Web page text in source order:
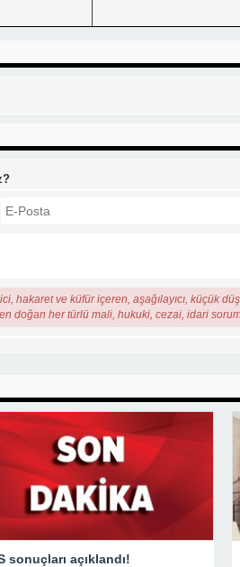
hakaret ve küfür içeren, aşağılayıcı, küçük
doğan her türlü mali, hukuki, cezai, idari
sonuçları açıklandı!